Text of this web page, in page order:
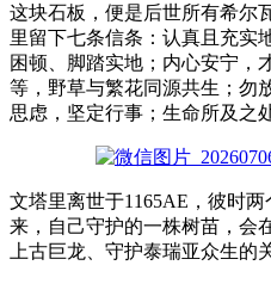
这块石板，便是后世所有希尔
里留下七条信条：认真且充实
困顿、脚踏实地；内心安宁，
等，野草与繁花同源共生；勿
思虑，坚定行事；生命所及之
文塔里离世于1165AE，彼时
来，自己守护的一株树苗，会
上古巨龙、守护泰瑞亚众生的